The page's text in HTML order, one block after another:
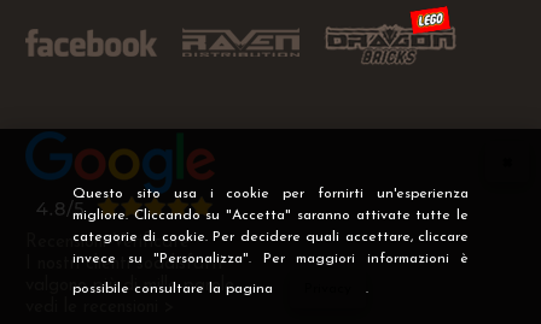
Questo sito usa i cookie per fornirti un'esperienza
migliore. Cliccando su "Accetta" saranno attivate tutte le
categorie di cookie. Per decidere quali accettare, cliccare
invece su "Personalizza". Per maggiori informazioni è
possibile consultare la pagina .
Recensioni Verificate
I nostri clienti soddisfatti
valgono più di mille parole